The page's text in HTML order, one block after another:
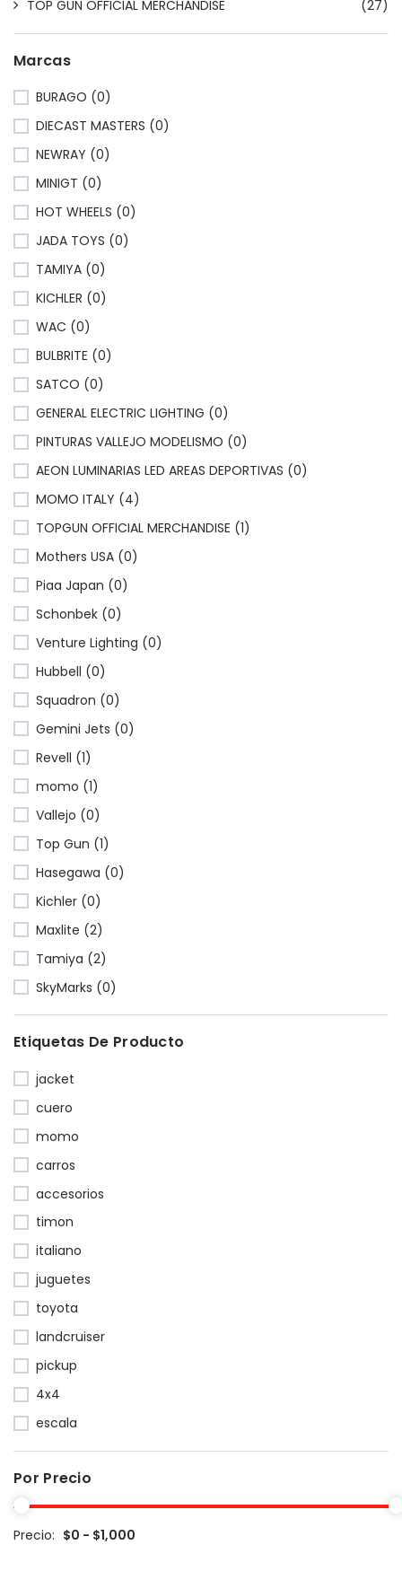
TOP GUN OFFICIAL MERCHANDISE (27)
Marcas
BURAGO (0)
DIECAST MASTERS (0)
NEWRAY (0)
MINIGT (0)
HOT WHEELS (0)
JADA TOYS (0)
TAMIYA (0)
KICHLER (0)
WAC (0)
BULBRITE (0)
SATCO (0)
GENERAL ELECTRIC LIGHTING (0)
PINTURAS VALLEJO MODELISMO (0)
AEON LUMINARIAS LED AREAS DEPORTIVAS (0)
MOMO ITALY (4)
TOPGUN OFFICIAL MERCHANDISE (1)
Mothers USA (0)
Piaa Japan (0)
Schonbek (0)
Venture Lighting (0)
Hubbell (0)
Squadron (0)
Gemini Jets (0)
Revell (1)
momo (1)
Vallejo (0)
Top Gun (1)
Hasegawa (0)
Kichler (0)
Maxlite (2)
Tamiya (2)
SkyMarks (0)
Etiquetas De Producto
jacket
cuero
momo
carros
accesorios
timon
italiano
juguetes
toyota
landcruiser
pickup
4x4
escala
Por Precio
Precio: $0 - $1,000